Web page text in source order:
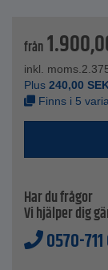
2
Tekniska data
Storlek - S-
Standard -
från
inkl. moms.
Plus 240,00
Finns i 5
Har du frågor
Vi hjälper dig
0570-